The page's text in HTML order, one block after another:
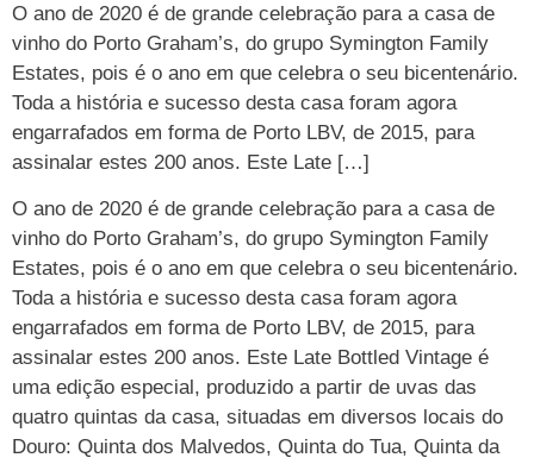
O ano de 2020 é de grande celebração para a casa de
vinho do Porto Graham’s, do grupo Symington Family
Estates, pois é o ano em que celebra o seu bicentenário.
Toda a história e sucesso desta casa foram agora
engarrafados em forma de Porto LBV, de 2015, para
assinalar estes 200 anos. Este Late […]
O ano de 2020 é de grande celebração para a casa de
vinho do Porto Graham’s, do grupo Symington Family
Estates, pois é o ano em que celebra o seu bicentenário.
Toda a história e sucesso desta casa foram agora
engarrafados em forma de Porto LBV, de 2015, para
assinalar estes 200 anos. Este Late Bottled Vintage é
uma edição especial, produzido a partir de uvas das
quatro quintas da casa, situadas em diversos locais do
Douro: Quinta dos Malvedos, Quinta do Tua, Quinta da